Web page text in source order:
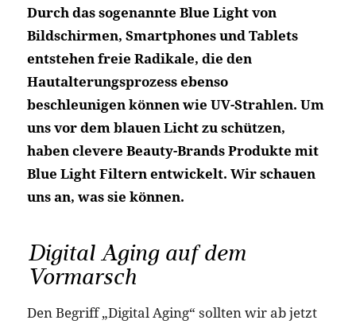
Durch das sogenannte Blue Light von
Bildschirmen, Smartphones und Tablets
entstehen freie Radikale, die den
Hautalterungsprozess ebenso
beschleunigen können wie UV-Strahlen. Um
uns vor dem blauen Licht zu schützen,
haben clevere Beauty-Brands Produkte mit
Blue Light Filtern entwickelt. Wir schauen
uns an, was sie können.
Digital Aging auf dem
Vormarsch
Den Begriff „Digital Aging“ sollten wir ab jetzt